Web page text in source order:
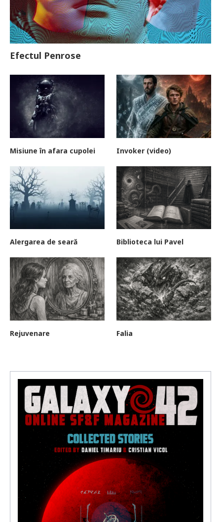
Efectul Penrose
Misiune în afara cupolei Invoker (video)
Alergarea de seară Biblioteca lui Pavel
Rejuvenare Falia